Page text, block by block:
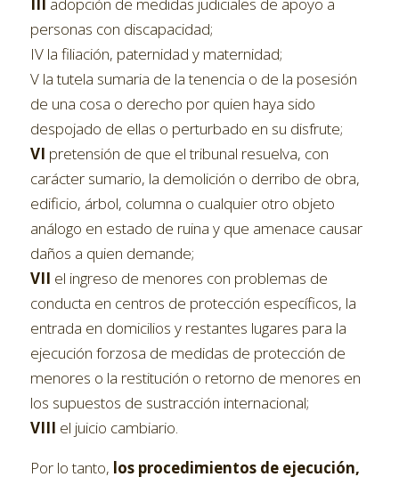
personas con discapacidad;
IV la filiación, paternidad y maternidad;
V la tutela sumaria de la tenencia o de la posesión
de una cosa o derecho por quien haya sido
despojado de ellas o perturbado en su disfrute;
VI pretensión de que el tribunal resuelva, con
carácter sumario, la demolición o derribo de obra,
edificio, árbol, columna o cualquier otro objeto
análogo en estado de ruina y que amenace causar
daños a quien demande;
VII el ingreso de menores con problemas de
conducta en centros de protección específicos, la
entrada en domicilios y restantes lugares para la
ejecución forzosa de medidas de protección de
menores o la restitución o retorno de menores en
los supuestos de sustracción internacional;
VIII el juicio cambiario.
Por lo tanto, los procedimientos de ejecución,